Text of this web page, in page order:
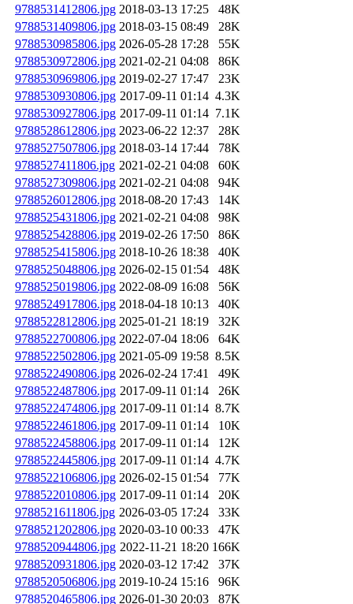
9788531412806.jpg 2018-03-13 17:25
48K
9788531409806.jpg 2018-03-15 08:49
28K
9788530985806.jpg 2026-05-28 17:28
55K
9788530972806.jpg 2021-02-21 04:08
86K
9788530969806.jpg 2019-02-27 17:47
23K
9788530930806.jpg 2017-09-11 01:14 4.3K
9788530927806.jpg 2017-09-11 01:14 7.1K
9788528612806.jpg 2023-06-22 12:37
28K
9788527507806.jpg 2018-03-14 17:44
78K
9788527411806.jpg 2021-02-21 04:08
60K
9788527309806.jpg 2021-02-21 04:08
94K
9788526012806.jpg 2018-08-20 17:43
14K
9788525431806.jpg 2021-02-21 04:08
98K
9788525428806.jpg 2019-02-26 17:50
86K
9788525415806.jpg 2018-10-26 18:38
40K
9788525048806.jpg 2026-02-15 01:54
48K
9788525019806.jpg 2022-08-09 16:08
56K
9788524917806.jpg 2018-04-18 10:13
40K
9788522812806.jpg 2025-01-21 18:19
32K
9788522700806.jpg 2022-07-04 18:06
64K
9788522502806.jpg 2021-05-09 19:58 8.5K
9788522490806.jpg 2026-02-24 17:41
49K
9788522487806.jpg 2017-09-11 01:14
26K
9788522474806.jpg 2017-09-11 01:14 8.7K
9788522461806.jpg 2017-09-11 01:14
10K
9788522458806.jpg 2017-09-11 01:14
12K
9788522445806.jpg 2017-09-11 01:14 4.7K
9788522106806.jpg 2026-02-15 01:54
77K
9788522010806.jpg 2017-09-11 01:14
20K
9788521611806.jpg 2026-03-05 17:24
33K
9788521202806.jpg 2020-03-10 00:33
47K
9788520944806.jpg 2022-11-21 18:20 166K
9788520931806.jpg 2020-03-12 17:42
37K
9788520506806.jpg 2019-10-24 15:16
96K
9788520465806.jpg 2026-01-30 20:03 87K